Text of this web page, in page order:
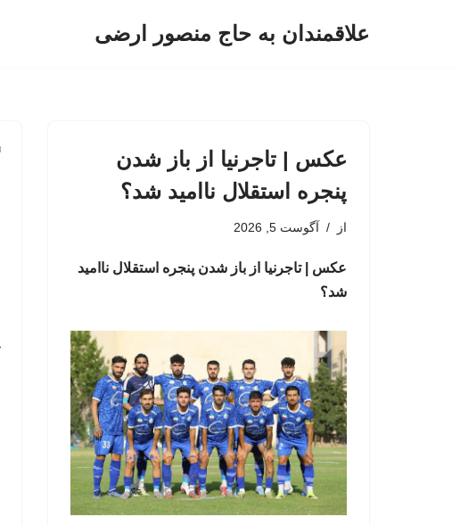
علاقمندان به حاج منصور ارضی
عکس | تاجرنیا از باز شدن
پنجره استقلال ناامید شد؟
از آگوست 5, 2026
عکس | تاجرنیا از باز شدن پنجره استقلال ناامید
شد؟